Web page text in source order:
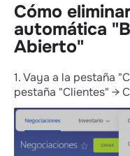
Cómo
automática
Abierto"
1. Vaya a la pestaña
pestaña "Clientes" →